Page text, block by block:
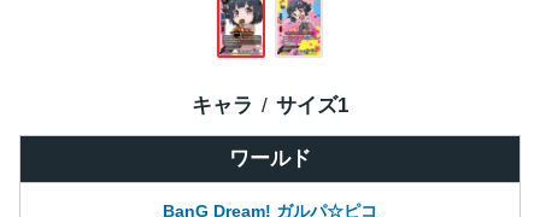
ワールド
BanG Dream! ガルパ☆ピコ
キャラ サイズ1